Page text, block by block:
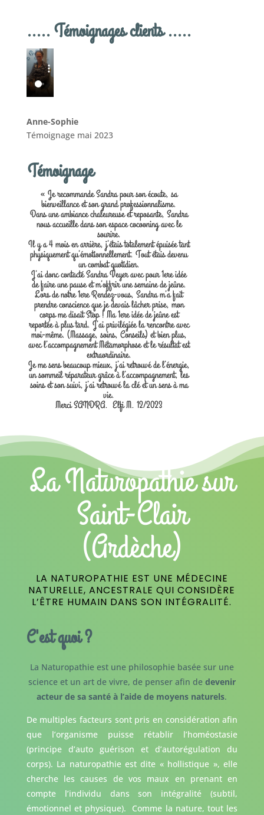
..... Témoignages clients .....
Anne-Sophie
Témoignage mai 2023
Témoignage
« Je recommande Sandra pour son écoute, sa
bienveillance et son grand professionnalisme.
Dans une ambiance chaleureuse et reposante, Sandra
nous accueille dans son espace cocooning avec le
sourire.
Il y a 4 mois en arrière, j’étais totalement épuisée tant
physiquement qu’émotionnellement. Tout étais devenu
un combat quotidien.
J’ai donc contacté Sandra Veyer avec pour 1ere idée
de faire une pause et m’offrir une semaine de jeûne.
Lors de notre 1ere Rendez-vous, Sandra m’a fait
prendre conscience que je devais lâcher prise, mon
corps me disait Stop ! Ma 1ere idée de jeûne est
reportée à plus tard. J’ai privilégiée la rencontre avec
moi-même. (Massage, soins, Conseils) et bien plus,
avec l’accompagnement Métamorphose et le résultat est
extraordinaire.
Je me sens beaucoup mieux, j’ai retrouvé de l’énergie,
un sommeil réparateur grâce à l’accompagnement, les
soins et son suivi, j’ai retrouvé la clé et un sens à ma
vie.
Merci SANDRA. Elfi M. 12/2023
La Naturopathie sur
Saint-Clair
(Ardèche)
LA NATUROPATHIE EST UNE MÉDECINE
NATURELLE, ANCESTRALE QUI CONSIDÈRE
L’ÊTRE HUMAIN DANS SON INTÉGRALITÉ.
C'est quoi ?
La Naturopathie est une philosophie basée sur une
science et un art de vivre, de penser afin de devenir
acteur de sa santé à l’aide de moyens naturels.
De multiples facteurs sont pris en considération afin
que l’organisme puisse rétablir l’homéostasie
(principe d’auto guérison et d’autorégulation du
corps). La naturopathie est dite « hollistique », elle
cherche les causes de vos maux en prenant en
compte l’individu dans son intégralité (subtil,
émotionnel et physique). Comme la nature, tout les